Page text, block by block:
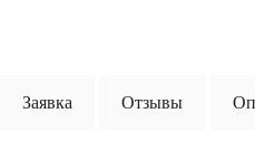
Заявка Отзывы